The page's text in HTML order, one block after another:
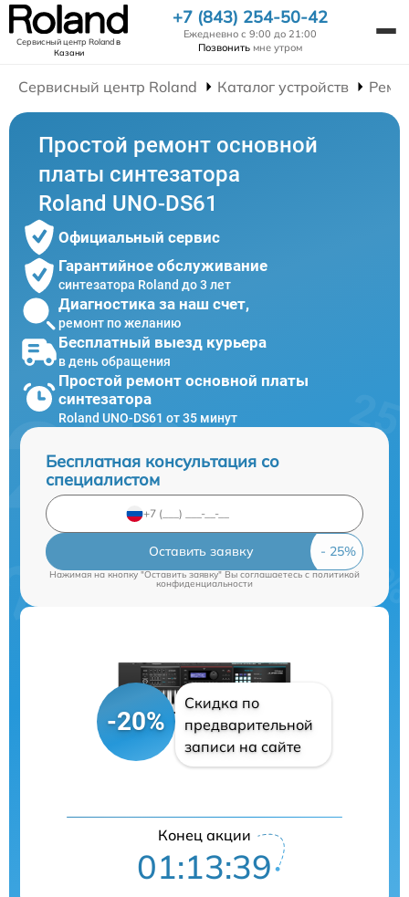
Сервисный центр Rolandв
Казани
+7 (843) 254-50-42
Ежедневно с 9:00 до 21:00
Позвонить мне утром
Сервисный центр Roland Каталог устройств
Простой ремонт основной
платы синтезатора
Roland UNO-DS61
Официальный сервис
Гарантийное обслуживание
синтезатора Roland до 3 лет
Диагностика за наш счет,
ремонт по желанию
Бесплатный выезд курьера
в день обращения
Простой ремонт основной платы
синтезатора
Roland UNO-DS61 от 35 минут
Бесплатная консультация со
специалистом
Оставить заявку
Нажимая на кнопку "Оставить заявку" Вы соглашаетесь cполитикой
конфиденциальности
-20%
Скидка по
предварительной
записи на сайте
Конец акции
01:13:39